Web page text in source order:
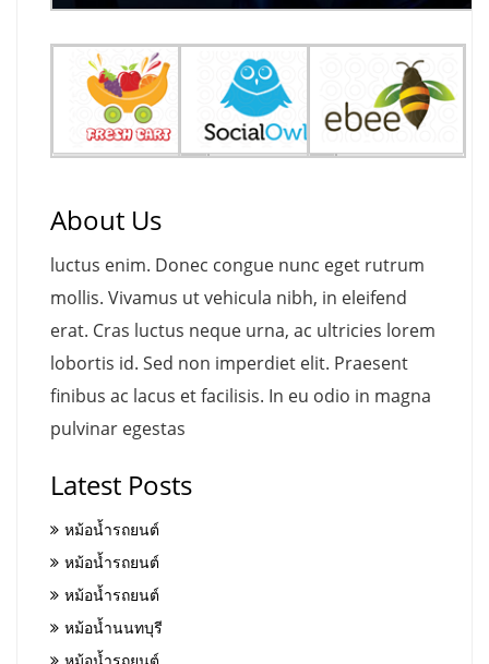
About Us
luctus enim. Donec congue nunc eget rutrum
mollis. Vivamus ut vehicula nibh, in eleifend
erat. Cras luctus neque urna, ac ultricies lorem
lobortis id. Sed non imperdiet elit. Praesent
finibus ac lacus et facilisis. In eu odio in magna
pulvinar egestas
Latest Posts
หม้อน้ำรถยนต์
หม้อน้ำรถยนต์
หม้อน้ำรถยนต์
หม้อน้ำนนทบุรี